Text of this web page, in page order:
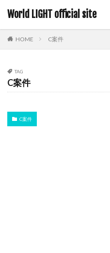
World LIGHT official site
HOME C案件
TAG
C案件
C案件